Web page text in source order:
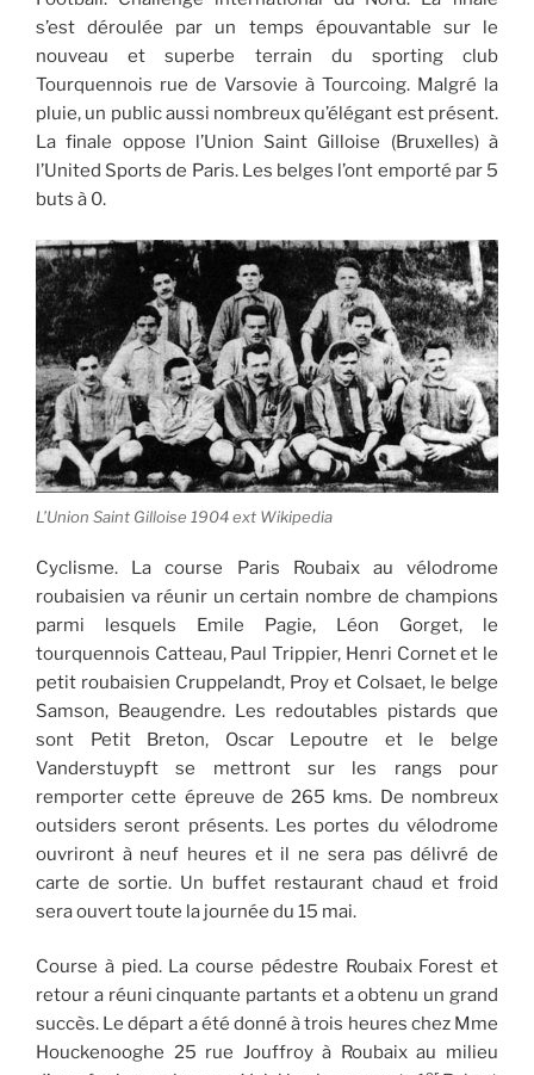
s’est déroulée par un temps épouvantable sur le
nouveau et superbe terrain du sporting club
Tourquennois rue de Varsovie à Tourcoing. Malgré la
pluie, un public aussi nombreux qu’élégant est présent.
La finale oppose l’Union Saint Gilloise (Bruxelles) à
l’United Sports de Paris. Les belges l’ont emporté par 5
buts à 0.
L’Union Saint Gilloise 1904 ext Wikipedia
Cyclisme. La course Paris Roubaix au vélodrome
roubaisien va réunir un certain nombre de champions
parmi lesquels Emile Pagie, Léon Gorget, le
tourquennois Catteau, Paul Trippier, Henri Cornet et le
petit roubaisien Cruppelandt, Proy et Colsaet, le belge
Samson, Beaugendre. Les redoutables pistards que
sont Petit Breton, Oscar Lepoutre et le belge
Vanderstuypft se mettront sur les rangs pour
remporter cette épreuve de 265 kms. De nombreux
outsiders seront présents. Les portes du vélodrome
ouvriront à neuf heures et il ne sera pas délivré de
carte de sortie. Un buffet restaurant chaud et froid
sera ouvert toute la journée du 15 mai.
Course à pied. La course pédestre Roubaix Forest et
retour a réuni cinquante partants et a obtenu un grand
succès. Le départ a été donné à trois heures chez Mme
Houckenooghe 25 rue Jouffroy à Roubaix au milieu